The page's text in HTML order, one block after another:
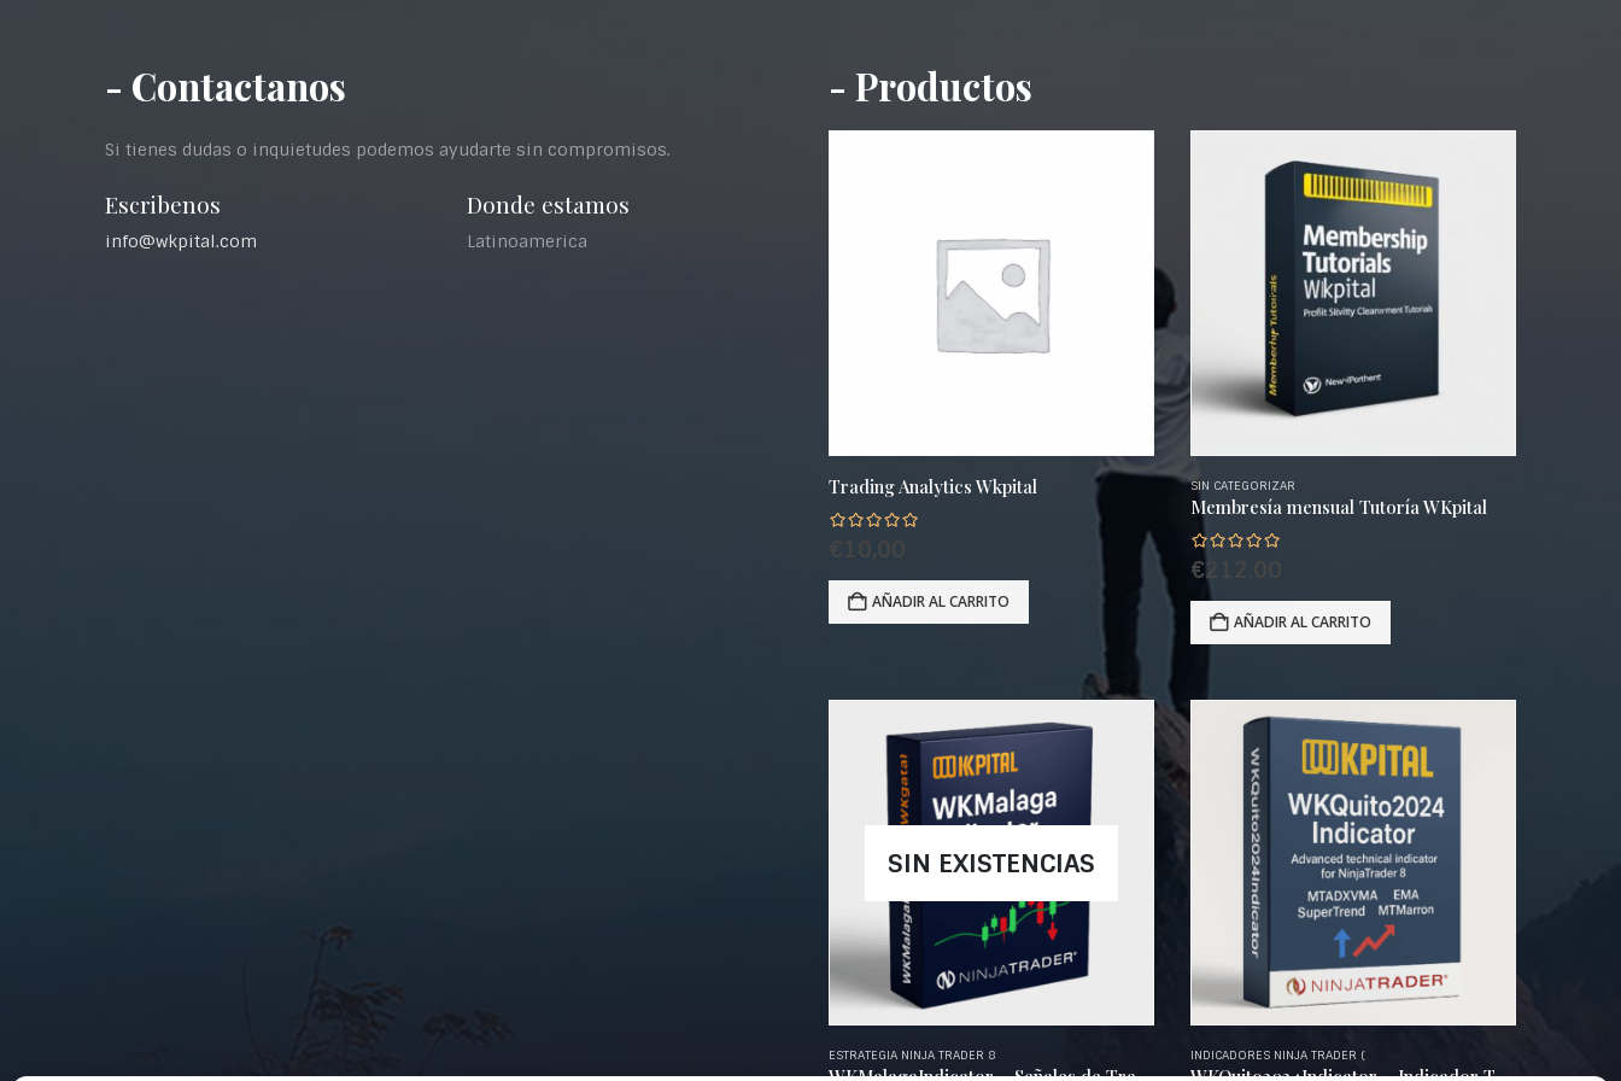
- Contactanos
Si tienes dudas o inquietudes podemos ayudarte sin compromisos.
Escribenos
info@wkpital.com
Donde estamos
Latinoamerica
- Productos
Trading Analytics Wkpital
€10,00
AÑADIR AL CARRITO
SIN CATEGORIZAR
Membresía mensual Tutoría WKpital
€212,00
AÑADIR AL CARRITO
SIN EXISTENCIAS
ESTRATEGIA NINJA TRADER 8 INDICADORES NINJA TRADER (